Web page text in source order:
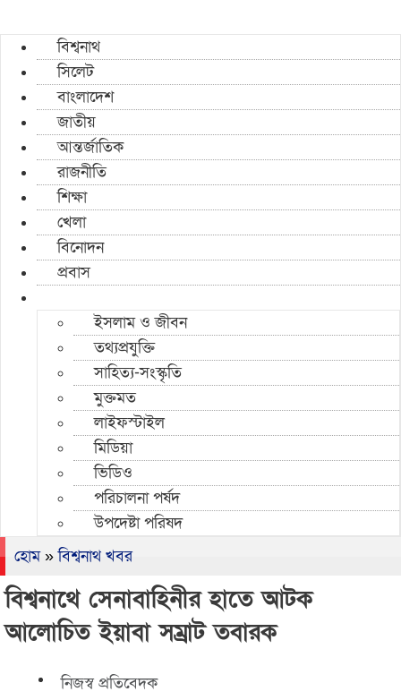
বিশ্বনাথ
সিলেট
বাংলাদেশ
জাতীয়
আন্তর্জাতিক
রাজনীতি
শিক্ষা
খেলা
বিনোদন
প্রবাস
ইসলাম ও জীবন
তথ্যপ্রযুক্তি
সাহিত্য-সংস্কৃতি
মুক্তমত
লাইফস্টাইল
মিডিয়া
ভিডিও
পরিচালনা পর্ষদ
উপদেষ্টা পরিষদ
হোম»বিশ্বনাথ খবর
বিশ্বনাথে সেনাবাহিনীর হাতে আটক
আলোচিত ইয়াবা সম্রাট তবারক
নিজস্ব প্রতিবেদক